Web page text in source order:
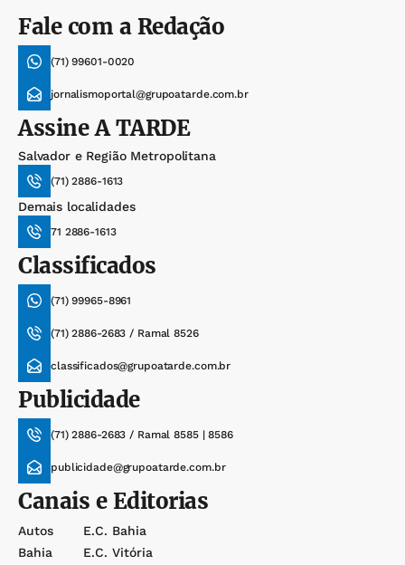
Fale com a Redação
(71) 99601-0020
jornalismoportal@grupoatarde.com.br
AssineA TARDE
Salvador e Região Metropolitana
(71) 2886-1613
Demais localidades
71 2886-1613
Classificados
(71) 99965-8961
(71) 2886-2683 / Ramal 8526
classificados@grupoatarde.com.br
Publicidade
(71) 2886-2683 / Ramal 8585 | 8586
publicidade@grupoatarde.com.br
Canais e Editorias
Autos
Bahia
E.c. Bahia
E.c. Vitória